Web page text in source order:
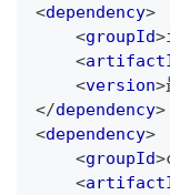
<dependency>
<groupId>
<
<version>
</dependency>
<dependency>
<groupId>
<